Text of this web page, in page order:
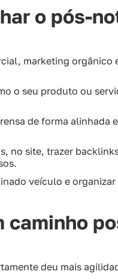
o pós-
marketing orgânico
o seu produto ou
de forma alinhada
no site, trazer
veículo e organizar
caminho
deu mais